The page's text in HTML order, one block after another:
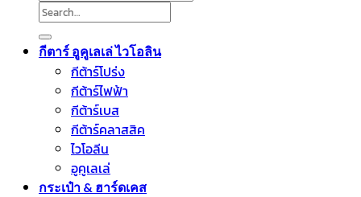
Search
for:
กีตาร์ อูคูเลเล่ ไวโอลิน
กีต้าร์โปร่ง
กีต้าร์ไฟฟ้า
กีต้าร์เบส
กีต้าร์คลาสสิค
ไวโอลีน
อูคูเลเล่
กระเป๋า & ฮาร์ดเคส